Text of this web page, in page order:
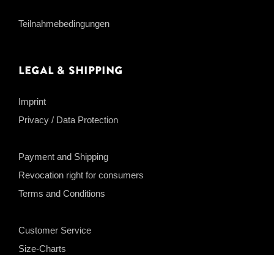
Teilnahmebedingungen
Legal & Shipping
Imprint
Privacy / Data Protection
Payment and Shipping
Revocation right for consumers
Terms and Conditions
Customer Service
Size-Charts